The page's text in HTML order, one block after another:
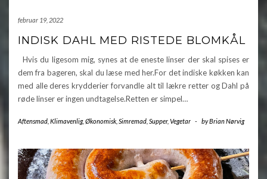
februar 19, 2022
INDISK DAHL MED RISTEDE BLOMKÅL
Hvis du ligesom mig, synes at de eneste linser der skal spises er
dem fra bageren, skal du læse med her.For det indiske køkken kan
med alle deres krydderier forvandle alt til lækre retter og Dahl på
røde linser er ingen undtagelse.Retten er simpel…
Aftensmad Klimavenlig, Økonomisk Simremad Supper, Vegetar - byBrian Nørvig